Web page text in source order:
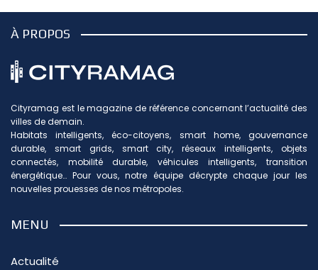
À PROPOS
Cityramag est le magazine de référence concernant l’actualité des
villes de demain.
Habitats intelligents, éco-citoyens, smart home, gouvernance
durable, smart grids, smart city, réseaux intelligents, objets
connectés, mobilité durable, véhicules intelligents, transition
énergétique… Pour vous, notre équipe décrypte chaque jour les
nouvelles prouesses de nos métropoles.
MENU
Actualité